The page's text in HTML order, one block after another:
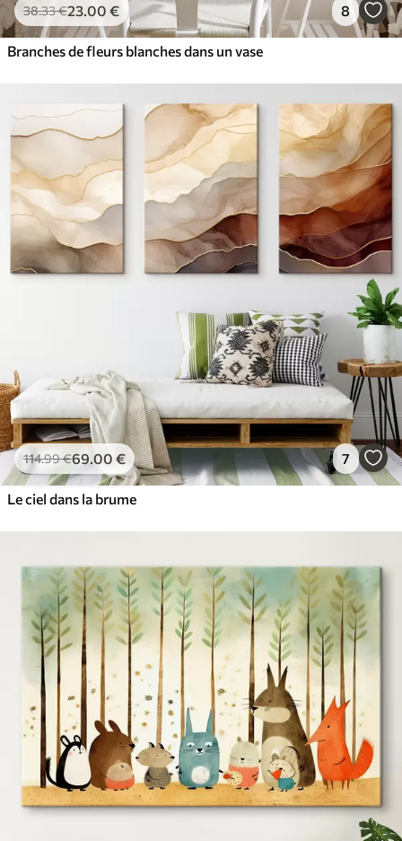
38.33€23 .00 € 8
Branches de fleurs blanches dans un vase
114.99€69 .00 € 7
Le ciel dans la brume